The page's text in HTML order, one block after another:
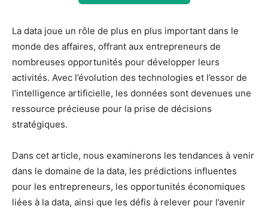
La data joue un rôle de plus en plus important dans le
monde des affaires, offrant aux entrepreneurs de
nombreuses opportunités pour développer leurs
activités. Avec l’évolution des technologies et l’essor de
l’intelligence artificielle, les données sont devenues une
ressource précieuse pour la prise de décisions
stratégiques.
Dans cet article, nous examinerons les tendances à venir
dans le domaine de la data, les prédictions influentes
pour les entrepreneurs, les opportunités économiques
liées à la data, ainsi que les défis à relever pour l’avenir